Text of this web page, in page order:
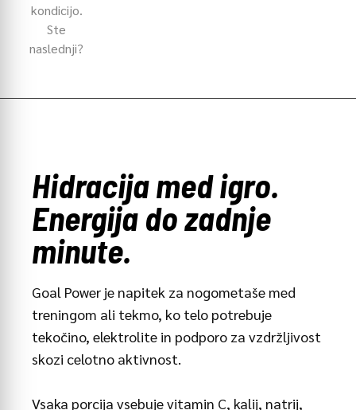
kondicijo.
Ste
naslednji?
Hidracija med igro.
Energija do zadnje
minute.
Goal Power je napitek za nogometaše med
treningom ali tekmo, ko telo potrebuje
tekočino, elektrolite in podporo za vzdržljivost
skozi celotno aktivnost.
Vsaka porcija vsebuje vitamin C, kalij, natrij,